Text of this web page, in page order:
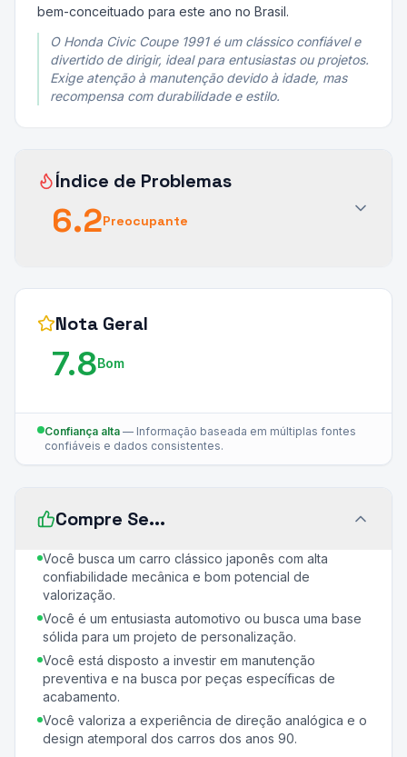
bem-conceituado para este ano no Brasil.
O Honda Civic Coupe 1991 é um clássico confiável e
divertido de dirigir, ideal para entusiastas ou projetos.
Exige atenção à manutenção devido à idade, mas
recompensa com durabilidade e estilo.
Índice de Problemas
6.2Preocupante
Nota Geral
7.8Bom
Confiança alta — Informação baseada em múltiplas fontes
confiáveis e dados consistentes.
Compre Se...
Você busca um carro clássico japonês com alta
confiabilidade mecânica e bom potencial de
valorização.
Você é um entusiasta automotivo ou busca uma base
sólida para um projeto de personalização.
Você está disposto a investir em manutenção
preventiva e na busca por peças específicas de
acabamento.
Você valoriza a experiência de direção analógica e o
design atemporal dos carros dos anos 90.